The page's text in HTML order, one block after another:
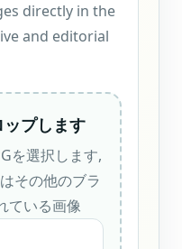
directly in the
and editorial
プします
を選択します,
その他のブラ
ている画像